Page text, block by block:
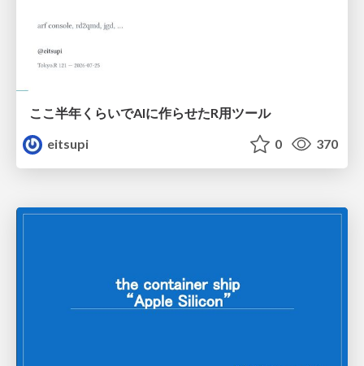
ここ半年くらいでAIに作らせたR用ツール
eitsupi
0 370